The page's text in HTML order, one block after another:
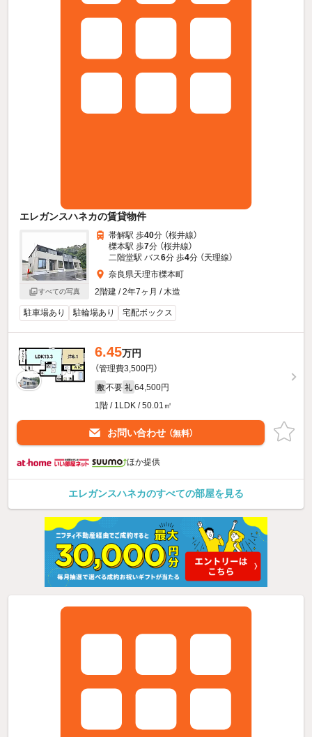
エレガンスハネカの賃貸物件
すべての写真
帯解駅 歩40分 （桜井線）
櫟本駅 歩7分 （桜井線）
二階堂駅 バス6分 歩4分 （天理線）
奈良県天理市櫟本町
2階建 / 2年7ヶ月 / 木造
駐車場あり 駐輪場あり 宅配ボックス
6.45万円
（管理費3,500円）
敷 不要 礼 64,500円
1階 / 1LDK / 50.01㎡
お問い合わせ （無料）
ほか提供
エレガンスハネカのすべての部屋を見る